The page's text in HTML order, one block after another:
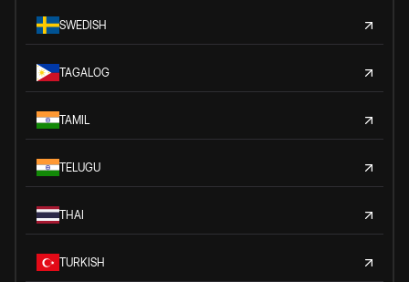
SWEDISH
TAGALOG
TAMIL
TELUGU
THAI
TURKISH